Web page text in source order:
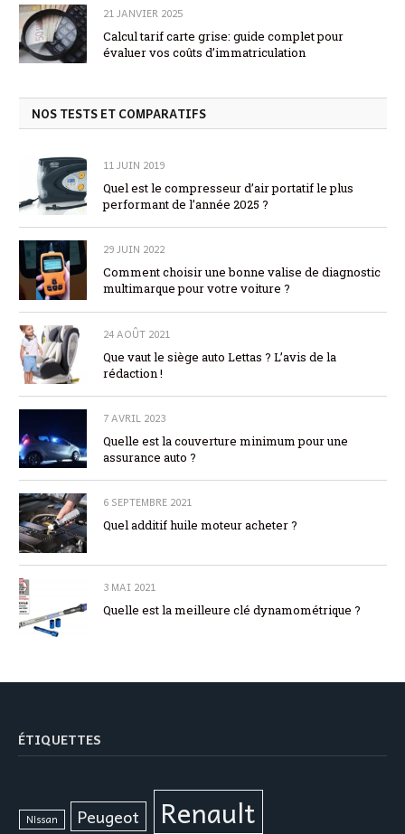
21 JANVIER 2025
Calcul tarif carte grise: guide complet pour
évaluer vos coûts d’immatriculation
NOS TESTS ET COMPARATIFS
11 JUIN 2019
Quel est le compresseur d’air portatif le plus
performant de l’année 2025 ?
29 JUIN 2022
Comment choisir une bonne valise de diagnostic
multimarque pour votre voiture ?
24 AOÛT 2021
Que vaut le siège auto Lettas ? L’avis de la
rédaction !
7 AVRIL 2023
Quelle est la couverture minimum pour une
assurance auto ?
6 SEPTEMBRE 2021
Quel additif huile moteur acheter ?
3 MAI 2021
Quelle est la meilleure clé dynamométrique ?
ÉTIQUETTES
Nissan Peugeot Renault